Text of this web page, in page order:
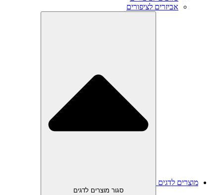
אביזרים לציפורים
מוצרים לדגים
סגור מוצרים לדגים